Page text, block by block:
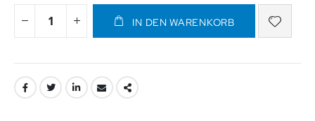
IN DEN WARENKORB